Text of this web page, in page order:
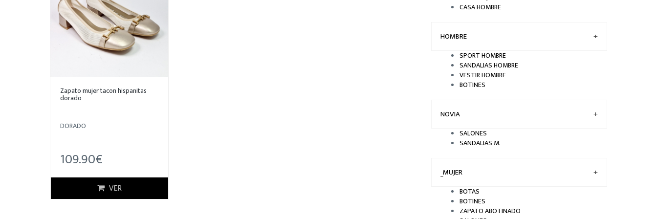
Zapato mujer tacon hispanitas
dorado
DORADO
109.90€
VER
CASA HOMBRE
HOMBRE +
SPORT HOMBRE
SANDALIAS HOMBRE
VESTIR HOMBRE
BOTINES
NOVIA +
SALONES
SANDALIAS M.
_MUJER +
BOTAS
BOTINES
ZAPATO ABOTINADO